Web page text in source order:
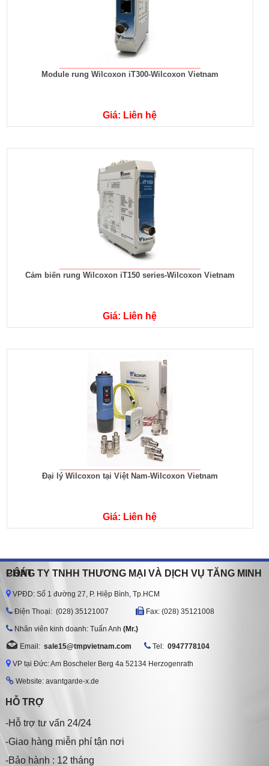
Module rung Wilcoxon iT300-Wilcoxon Vietnam
Giá: Liên hệ
Cảm biến rung Wilcoxon iT150 series-Wilcoxon Vietnam
Giá: Liên hệ
Đại lý Wilcoxon tại Việt Nam-Wilcoxon Vietnam
Giá: Liên hệ
CÔNG TY TNHH THƯƠNG MẠI VÀ DỊCH VỤ TĂNG MINH PHÁT
VPĐD: Số 1 đường 27, P. Hiệp Bình, Tp.HCM
Ðiện Thoại: (028) 35121007 Fax: (028) 35121008
Nhân viên kinh doanh: Tuấn Anh (Mr.)
Email: sale15@tmpvietnam.com Tel: 0947778104
VP tại Đức: Am Boscheler Berg 4a 52134 Herzogenrath
Website: avantgarde-x.de
HỖ TRỢ
-Hỗ trợ tư vấn 24/24
-Giao hàng miễn phí tận nơi
-Bảo hành : 12 tháng